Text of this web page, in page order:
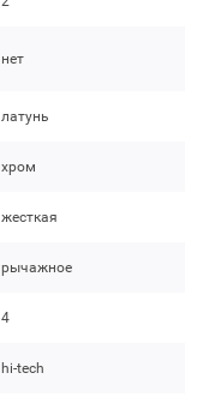
нет
латунь
хром
жесткая
рычажное
4
hi-tech